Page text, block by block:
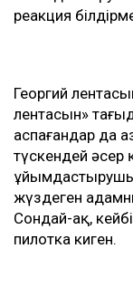
реакция
Георгий
лентасын»
аспағандар да
түскендей
жүздеген
Сондай-ақ,
пилотка киген.